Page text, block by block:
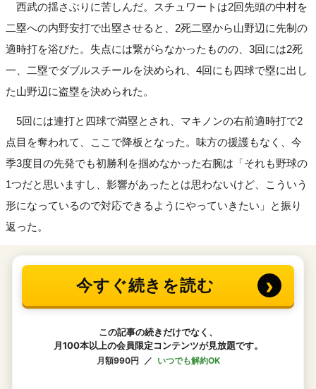
西武の揺さぶりに苦しんだ。スチュワートは2回先頭の中村を
二塁への内野安打で出塁させると、2死二塁から山野辺に先制の
適時打を浴びた。失点には繋がらなかったものの、3回には2死
一、二塁でダブルスチールを決められ、4回にも四球で塁に出し
た山野辺に盗塁を決められた。
5回には連打と四球で満塁とされ、マキノンの右前適時打で2
点目を奪われて、ここで降板となった。味方の援護もなく、今
季3度目の先発でも初勝利を掴めなかった右腕は「それも野球の
1つだと思いますし、影響があったとは思わないけど、こういう
形になっているので対応できるようにやっていきたい」と振り
返った。